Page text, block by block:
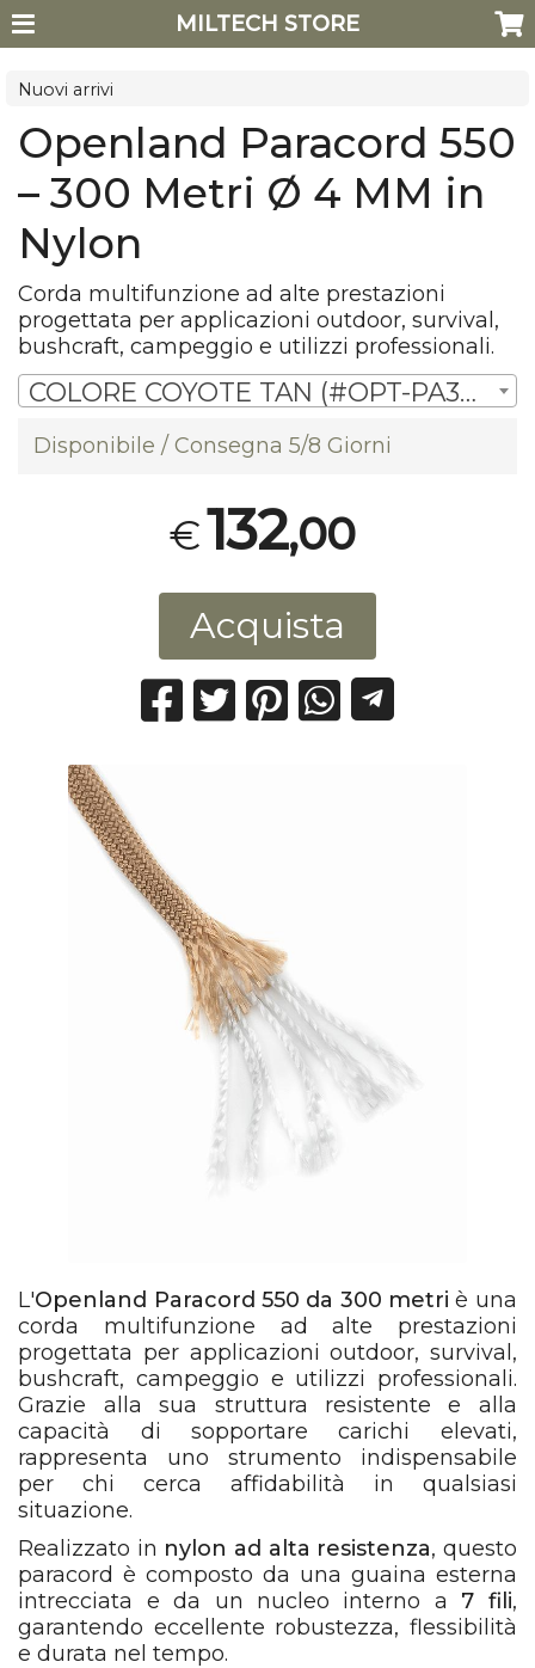
MILTECH STORE
Nuovi arrivi
Openland Paracord 550
– 300 Metri Ø 4 MM in
Nylon
Corda multifunzione ad alte prestazioni
progettata per applicazioni outdoor, survival,
bushcraft, campeggio e utilizzi professionali.
COLORE COYOTE TAN (#OPT-PA300 02-CT) | € 132,00
Disponibile / Consegna 5/8 Giorni
€132,00
Acquista
L'Openland Paracord 550 da 300 metri è una
corda multifunzione ad alte prestazioni
progettata per applicazioni outdoor, survival,
bushcraft, campeggio e utilizzi professionali.
Grazie alla sua struttura resistente e alla
capacità di sopportare carichi elevati,
rappresenta uno strumento indispensabile
per chi cerca affidabilità in qualsiasi
situazione.
Realizzato in nylon ad alta resistenza, questo
paracord è composto da una guaina esterna
intrecciata e da un nucleo interno a 7 fili,
garantendo eccellente robustezza, flessibilità
e durata nel tempo.